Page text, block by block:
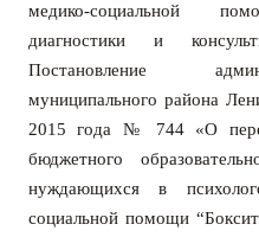
медико-социальной
диагностики и
Постановление
муниципального района
2015 года № 744 «О
бюджетного
нуждающихся в
социальной помощи